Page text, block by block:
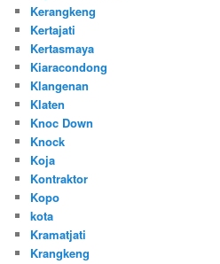
Kerangkeng
Kertajati
Kertasmaya
Kiaracondong
Klangenan
Klaten
Knoc Down
Knock
Koja
Kontraktor
Kopo
kota
Kramatjati
Krangkeng